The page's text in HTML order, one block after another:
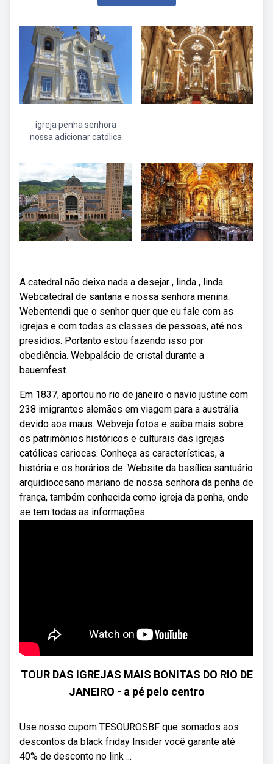
igreja penha senhora
nossa adicionar católica
A catedral não deixa nada a desejar , linda , linda.
Webcatedral de santana e nossa senhora menina.
Webentendi que o senhor quer que eu fale com as
igrejas e com todas as classes de pessoas, até nos
presídios. Portanto estou fazendo isso por
obediência. Webpalácio de cristal durante a
bauernfest.
Em 1837, aportou no rio de janeiro o navio justine com
238 imigrantes alemães em viagem para a austrália.
devido aos maus. Webveja fotos e saiba mais sobre
os patrimônios históricos e culturais das igrejas
católicas cariocas. Conheça as características, a
história e os horários de. Website da basílica santuário
arquidiocesano mariano de nossa senhora da penha de
frança, também conhecida como igreja da penha, onde
se tem todas as informações.
TOUR DAS IGREJAS MAIS BONITAS DO RIO DE
JANEIRO - a pé pelo centro
Use nosso cupom TESOUROSBF que somados aos
descontos da black friday Insider você garante até
40% de desconto no link ...